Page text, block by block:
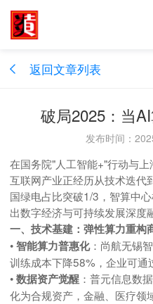
返回文章列表
破局2025：当
发布时间：
在国务院"人工智能+"行动与
互联网产业正经历从技术迭代
国绿电占比突破1/3，智算中
出数字经济与可持续发展深度
一、技术基建：弹性算力重构
•智能算力普惠化：尚航无锡
训练成本下降58%，企业可通
•数据资产觉醒 ：普元信息数
化为合规资产，金融、医疗领